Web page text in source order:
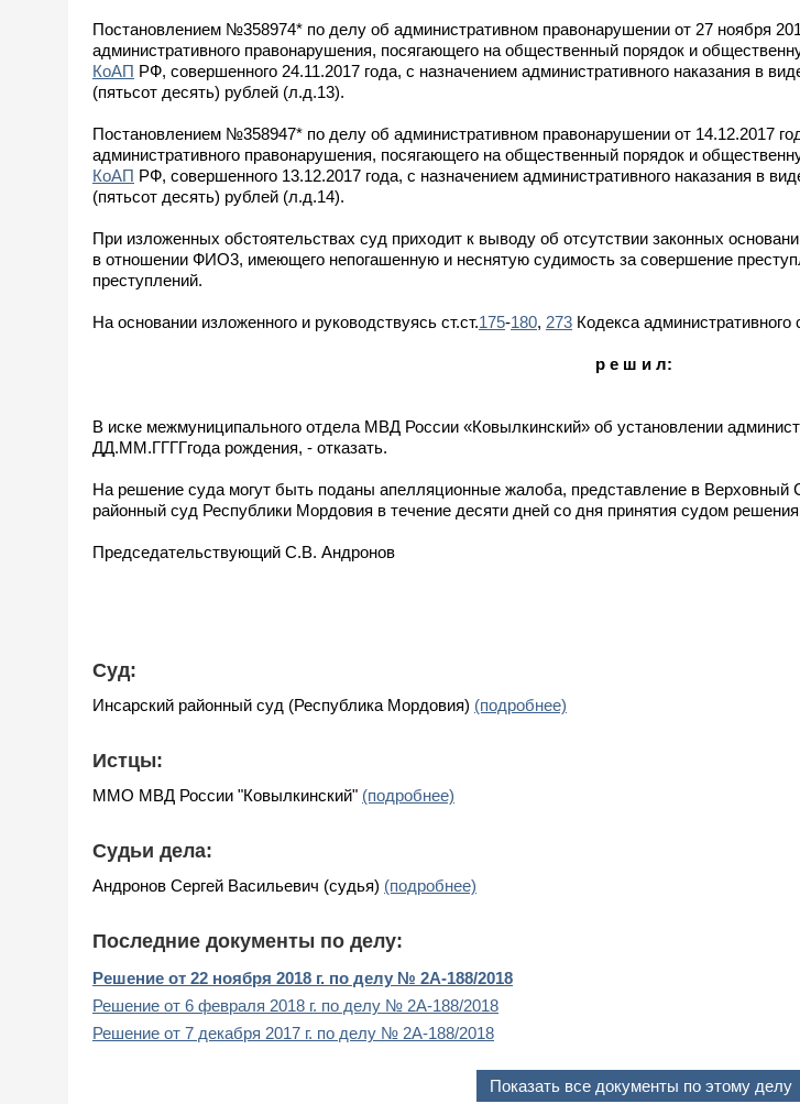
Постановлением №358974* по делу об административном правонарушении от 27 ноября
административного правонарушения, посягающего на общественный порядок и
КоАП РФ, совершенного 24.11.2017 года, с назначением административного наказания в
(пятьсот десять) рублей (л.д.13).
Постановлением №358947* по делу об административном правонарушении от 14.12.2017
административного правонарушения, посягающего на общественный порядок и
КоАП РФ, совершенного 13.12.2017 года, с назначением административного наказания в
(пятьсот десять) рублей (л.д.14).
При изложенных обстоятельствах суд приходит к выводу об отсутствии законных
в отношении ФИО3, имеющего непогашенную и неснятую судимость за совершение
преступлений.
На основании изложенного и руководствуясь ст.ст.175-180, 273 Кодекса
р е ш и л:
В иске межмуниципального отдела МВД России «Ковылкинский» об установлении
ДД.ММ.ГГГГгода рождения, - отказать.
На решение суда могут быть поданы апелляционные жалоба, представление в Верховный
районный суд Республики Мордовия в течение десяти дней со дня принятия судом
Председательствующий С.В. Андронов
Суд:
Инсарский районный суд (Республика Мордовия) (подробнее)
Истцы:
ММО МВД России "Ковылкинский" (подробнее)
Судьи дела:
Андронов Сергей Васильевич (судья) (подробнее)
Последние документы по делу:
Решение от 22 ноября 2018 г. по делу № 2А-188/2018
Решение от 6 февраля 2018 г. по делу № 2А-188/2018
Решение от 7 декабря 2017 г. по делу № 2А-188/2018
Показать все документы по этому делу